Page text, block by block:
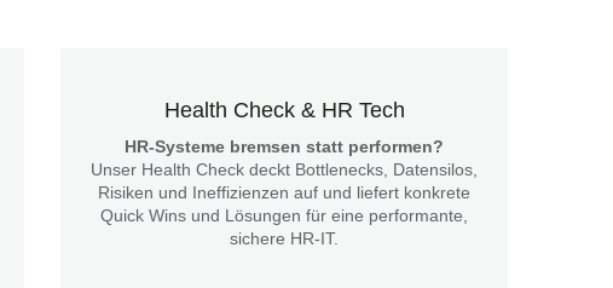
Health Check & HR Tech
HR-Systeme bremsen statt performen?
Unser Health Check deckt Bottlenecks, Datensilos,
Risiken und Ineffizienzen auf und liefert konkrete
Quick Wins und Lösungen für eine performante,
sichere HR-IT.